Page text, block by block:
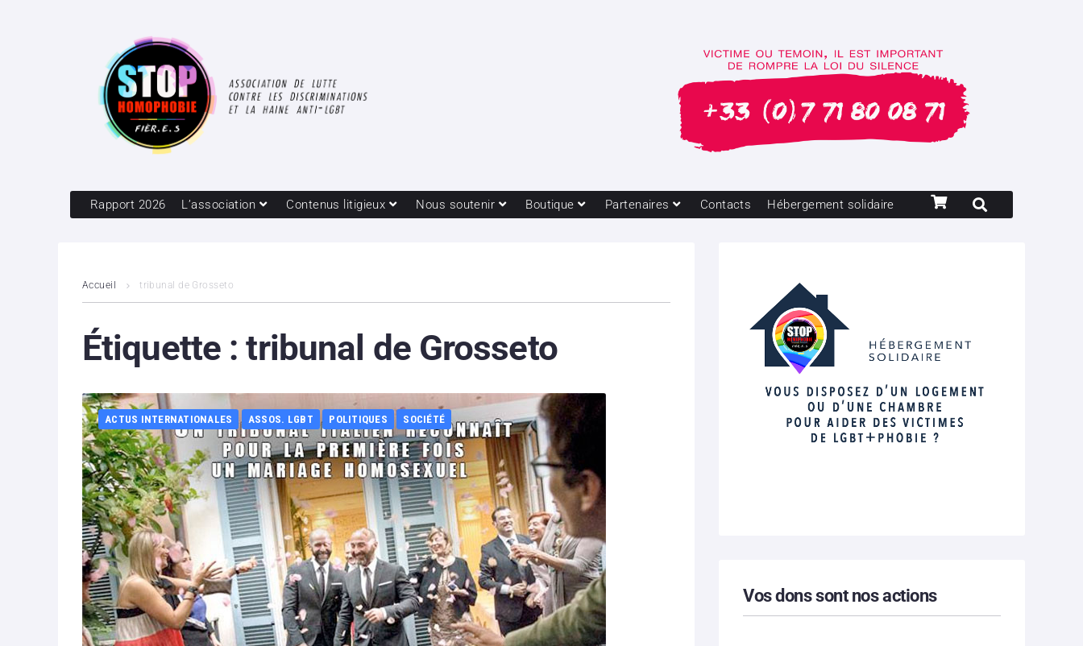
Rapport 2026 L’association Contenus litigieux Nous soutenir Boutique Partenaires Contacts Hébergement solidaire
Accueil tribunal de Grosseto
Étiquette :tribunal de Grosseto
ACTUS INTERNATIONALES ASSOS. LGBT POLITIQUES SOCIÉTÉ
Vos dons sont nos actions